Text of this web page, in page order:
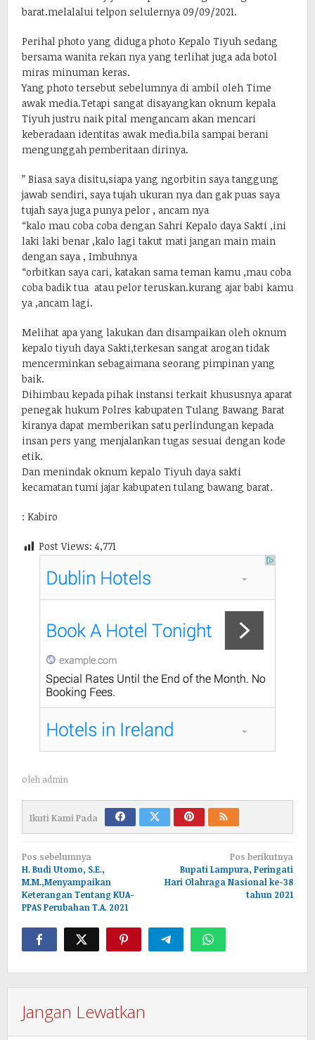
barat.melalalui telpon selulernya 09/09/2021.
Perihal photo yang diduga photo Kepalo Tiyuh sedang
bersama wanita rekan nya yang terlihat juga ada botol
miras minuman keras.
Yang photo tersebut sebelumnya di ambil oleh Time
awak media.Tetapi sangat disayangkan oknum kepala
Tiyuh justru naik pital mengancam akan mencari
keberadaan identitas awak media.bila sampai berani
mengunggah pemberitaan dirinya.
” Biasa saya disitu,siapa yang ngorbitin saya tanggung
jawab sendiri, saya tujah ukuran nya dan gak puas saya
tujah saya juga punya pelor , ancam nya
“kalo mau coba coba dengan Sahri Kepalo daya Sakti ,ini
laki laki benar ,kalo lagi takut mati jangan main main
dengan saya , Imbuhnya
“orbitkan saya cari, katakan sama teman kamu ,mau coba
coba badik tua atau pelor teruskan.kurang ajar babi kamu
ya ,ancam lagi.
Melihat apa yang lakukan dan disampaikan oleh oknum
kepalo tiyuh daya Sakti,terkesan sangat arogan tidak
mencerminkan sebagaimana seorang pimpinan yang
baik.
Dihimbau kepada pihak instansi terkait khususnya aparat
penegak hukum Polres kabupaten Tulang Bawang Barat
kiranya dapat memberikan satu perlindungan kepada
insan pers yang menjalankan tugas sesuai dengan kode
etik.
Dan menindak oknum kepalo Tiyuh daya sakti
kecamatan tumi jajar kabupaten tulang bawang barat.
: Kabiro
Post Views: 4,771
oleh admin
Ikuti Kami Pada
Navigasi
pos
Pos sebelumnya
H. Budi Utomo, S.E.,
M.M.,Menyampaikan
Keterangan Tentang KUA-
PPAS Perubahan T.A. 2021
Pos berikutnya
Bupati Lampura, Peringati
Hari Olahraga Nasional ke-38
tahun 2021
Jangan Lewatkan